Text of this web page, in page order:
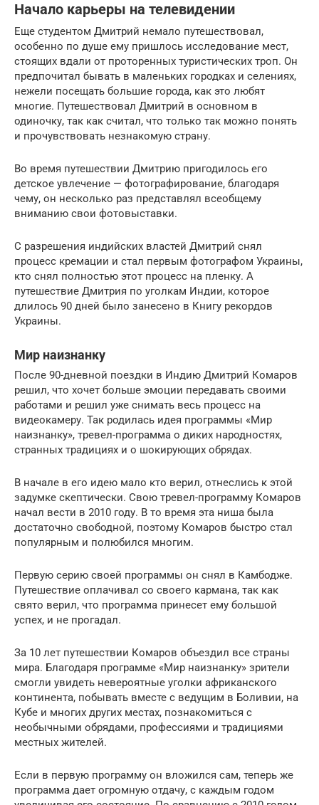
Начало карьеры на телевидении
Еще студентом Дмитрий немало путешествовал,
особенно по душе ему пришлось исследование мест,
стоящих вдали от проторенных туристических троп. Он
предпочитал бывать в маленьких городках и селениях,
нежели посещать большие города, как это любят
многие. Путешествовал Дмитрий в основном в
одиночку, так как считал, что только так можно понять
и прочувствовать незнакомую страну.
Во время путешествии Дмитрию пригодилось его
детское увлечение — фотографирование, благодаря
чему, он несколько раз представлял всеобщему
вниманию свои фотовыставки.
С разрешения индийских властей Дмитрий снял
процесс кремации и стал первым фотографом Украины,
кто снял полностью этот процесс на пленку. А
путешествие Дмитрия по уголкам Индии, которое
длилось 90 дней было занесено в Книгу рекордов
Украины.
Мир наизнанку
После 90-дневной поездки в Индию Дмитрий Комаров
решил, что хочет больше эмоции передавать своими
работами и решил уже снимать весь процесс на
видеокамеру. Так родилась идея программы «Мир
наизнанку», тревел-программа о диких народностях,
странных традициях и о шокирующих обрядах.
В начале в его идею мало кто верил, отнеслись к этой
задумке скептически. Свою тревел-программу Комаров
начал вести в 2010 году. В то время эта ниша была
достаточно свободной, поэтому Комаров быстро стал
популярным и полюбился многим.
Первую серию своей программы он снял в Камбодже.
Путешествие оплачивал со своего кармана, так как
свято верил, что программа принесет ему большой
успех, и не прогадал.
За 10 лет путешествии Комаров объездил все страны
мира. Благодаря программе «Мир наизнанку» зрители
смогли увидеть невероятные уголки африканского
континента, побывать вместе с ведущим в Боливии, на
Кубе и многих других местах, познакомиться с
необычными обрядами, профессиями и традициями
местных жителей.
Если в первую программу он вложился сам, теперь же
программа дает огромную отдачу, с каждым годом